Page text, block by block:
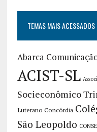
TEMAS MAIS ACESSADOS
Abarca
ACIST-SL
Socieconômico
Luterano Concórdia
São Leopoldo